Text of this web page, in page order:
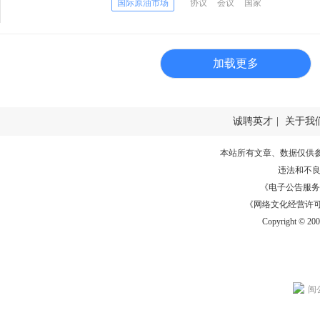
国际原油市场 协议 会议 国家
加载更多
诚聘英才 关于我
本站所有文章、数据仅供
违法和不
《电子公告服务
《网络文化经营许
Copyright ©
闽